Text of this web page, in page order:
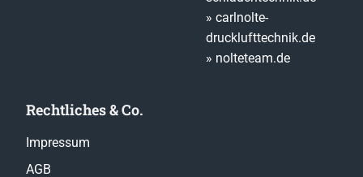
» carlnolte-
drucklufttechnik.de
» nolteteam.de
Rechtliches & Co.
Impressum
AGB